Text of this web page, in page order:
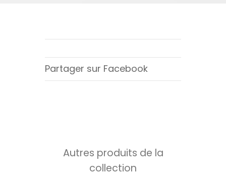
Partager sur Facebook
Autres produits de la
collection